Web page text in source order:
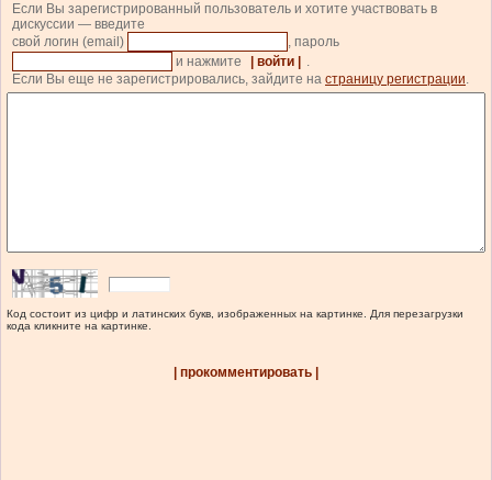
Если Вы зарегистрированный пользователь и хотите участвовать в
дискуссии — введите
свой логин (email)
, пароль
и нажмите
| войти |
.
Если Вы еще не зарегистрировались, зайдите на страницу регистрации.
Код состоит из цифр и латинских букв, изображенных на картинке. Для перезагрузки
кода кликните на картинке.
| прокомментировать |